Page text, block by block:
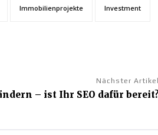
Immobilienprojekte Investment
Nächster Artikel
– ist Ihr SEO dafür